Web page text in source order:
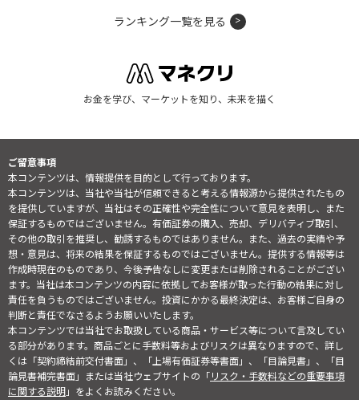
ランキング一覧を見る
お金を学び、マーケットを知り、未来を描く
ご留意事項
本コンテンツは、情報提供を目的として行っております。
本コンテンツは、当社や当社が信頼できると考える情報源から提供されたもの
を提供していますが、当社はその正確性や完全性について意見を表明し、また
保証するものではございません。有価証券の購入、売却、デリバティブ取引、
その他の取引を推奨し、勧誘するものではありません。また、過去の実績や予
想・意見は、将来の結果を保証するものではございません。提供する情報等は
作成時現在のものであり、今後予告なしに変更または削除されることがござい
ます。当社は本コンテンツの内容に依拠してお客様が取った行動の結果に対し
責任を負うものではございません。投資にかかる最終決定は、お客様ご自身の
判断と責任でなさるようお願いいたします。
本コンテンツでは当社でお取扱している商品・サービス等について言及してい
る部分があります。商品ごとに手数料等およびリスクは異なりますので、詳し
くは「契約締結前交付書面」、「上場有価証券等書面」、「目論見書」、「目
論見書補完書面」または当社ウェブサイトの「リスク・手数料などの重要事項
に関する説明」をよくお読みください。